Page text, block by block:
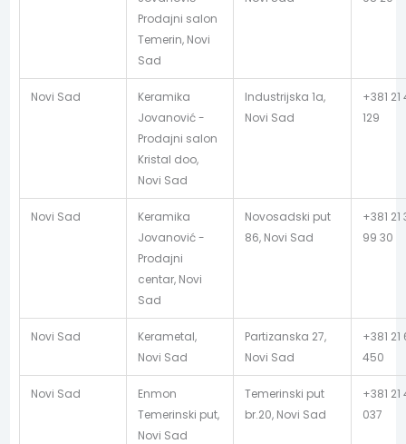
Prodajni salon
Temerin, Novi
Sad
Novi Sad
Keramika
Jovanović -
Prodajni salon
Kristal doo,
Novi Sad
Industrijska 1a,
Novi Sad
+381
129
Novi Sad
Keramika
Jovanović -
Prodajni
centar, Novi
Sad
Novosadski put
86, Novi Sad
+381 21
99 30
Novi Sad
Kerametal,
Novi Sad
Partizanska 27,
Novi Sad
+381 21
450
Novi Sad
Enmon
Temerinski put,
Novi Sad
Temerinski put
br.20, Novi Sad
+381 21
037